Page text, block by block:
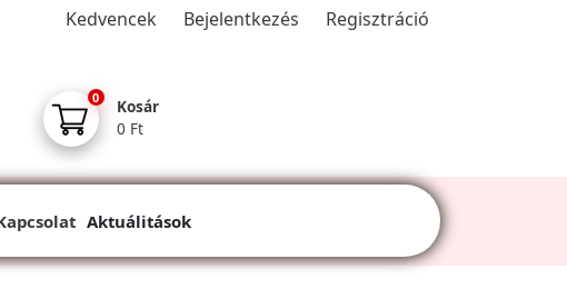
Kedvencek Bejelentkezés Regisztráció
0
Kosár
0 Ft
Aktuálitások